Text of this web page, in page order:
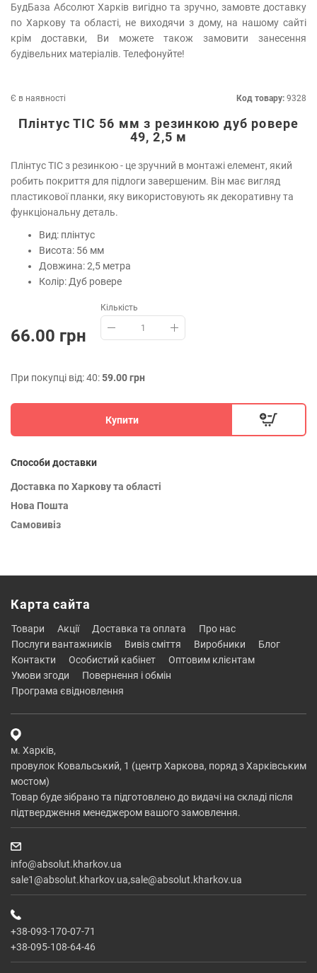
БудБаза Абсолют Харків вигідно та зручно, замовте доставку
по Харкову та області, не виходячи з дому, на нашому сайті
крім доставки, Ви можете також замовити занесення
будівельних матеріалів. Телефонуйте!
Є в наявності Код товару: 9328
Плінтус ТІС 56 мм з резинкою дуб ровере
49, 2,5 м
Плінтус ТІС з резинкою - це зручний в монтажі елемент, який
робить покриття для підлоги завершеним. Він має вигляд
пластикової планки, яку використовують як декоративну та
функціональну деталь.
Вид: плінтус
Висота: 56 мм
Довжина: 2,5 метра
Колір: Дуб ровере
66.00 грн
Кількість
При покупці від: 40:59.00 грн
Купити
Способи доставки
Доставка по Харкову та області
Нова Пошта
Самовивіз
Карта сайта
товари акції доставка та оплата
про нас
послуги вантажників
вивіз сміття виробники
блог
контакти
особистий кабінет
оптовим клієнтам
умови згоди
повернення і обмін
програма євідновлення
м. Харків,
провулок Ковальський, 1 (центр Харкова, поряд з Харківським
мостом)
Товар буде зібрано та підготовлено до видачі на складі після
підтвердження менеджером вашого замовлення.
info@absolut.kharkov.ua
sale1@absolut.kharkov.ua,sale@absolut.kharkov.ua
+38-093-170-07-71
+38-095-108-64-46